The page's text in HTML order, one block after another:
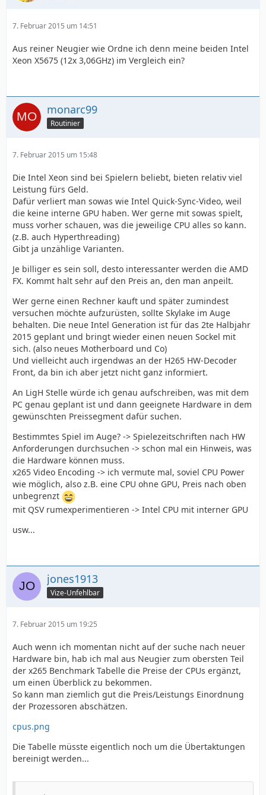
7. Februar 2015 um 14:51
Aus reiner Neugier wie Ordne ich denn meine beiden Intel
Xeon X5675 (12x 3,06GHz) im Vergleich ein?
monarc99
Routinier
7. Februar 2015 um 15:48
Die Intel Xeon sind bei Spielern beliebt, bieten relativ viel
Leistung fürs Geld.
Dafür verliert man sowas wie Intel Quick-Sync-Video, weil
die keine interne GPU haben. Wer gerne mit sowas spielt,
muss vorher schauen, was die jeweilige CPU alles so kann.
(z.B. auch Hyperthreading)
Gibt ja unzählige Varianten.
Je billiger es sein soll, desto interessanter werden die AMD
FX. Kommt halt sehr auf den Preis an, den man anpeilt.
Wer gerne einen Rechner kauft und später zumindest
versuchen möchte aufzurüsten, sollte Skylake im Auge
behalten. Die neue Intel Generation ist für das 2te Halbjahr
2015 geplant und bringt wieder einen neuen Sockel mit
sich. (also neues Motherboard und Co)
Und vielleicht auch irgendwas an der H265 HW-Decoder
Front, da bin ich aber jetzt nicht ganz informiert.
An LigH Stelle würde ich genau aufschreiben, was mit dem
PC genau geplant ist und dann geeignete Hardware in dem
gewünschten Preissegment dafür suchen.
Bestimmtes Spiel im Auge? -> Spielezeitschriften nach HW
Anforderungen durchsuchen -> schon mal ein Hinweis, was
die Hardware können muss.
x265 Video Encoding -> ich vermute mal, soviel CPU Power
wie möglich, also z.B. eine CPU ohne GPU, Preis nach oben
unbegrenzt
mit QSV rumexperimentieren -> Intel CPU mit interner GPU
usw...
jones1913
Vize-Unfehlbar
7. Februar 2015 um 19:25
Auch wenn ich momentan nicht auf der suche nach neuer
Hardware bin, hab ich mal aus Neugier zum obersten Teil
der x265 Benchmark Tabelle die Preise der CPUs ergänzt,
um einen Überblick zu bekommen.
So kann man ziemlich gut die Preis/Leistungs Einordnung
der Prozessoren abschätzen.
cpus.png
Die Tabelle müsste eigentlich noch um die Übertaktungen
bereinigt werden...